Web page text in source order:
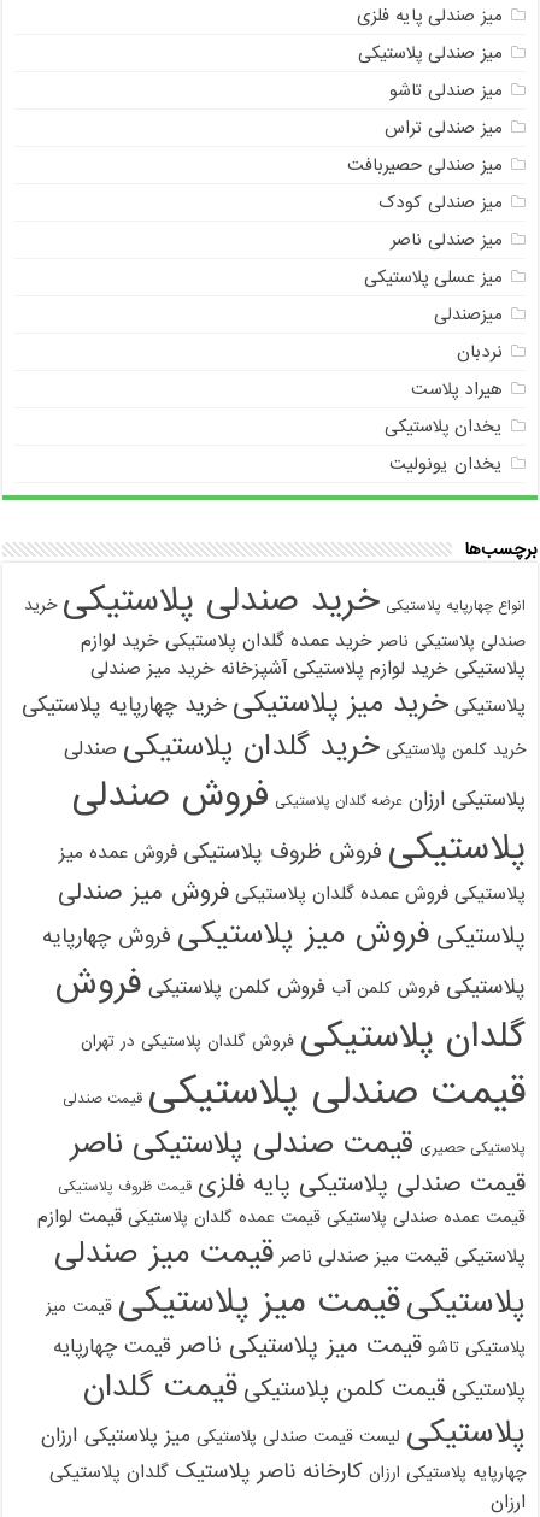
میز صندلی پایه فلزی
میز صندلی پلاستیکی
میز صندلی تاشو
میز صندلی تراس
میز صندلی حصیربافت
میز صندلی کودک
میز صندلی ناصر
میز عسلی پلاستیکی
میزصندلی
نردبان
هیراد پلاست
یخدان پلاستیکی
یخدان یونولیت
برچسب‌ها
انواع چهارپایه پلاستیکی خرید صندلی پلاستیکی خرید
صندلی پلاستیکی ناصر خرید عمده گلدان پلاستیکی خرید لوازم
پلاستیکی خرید لوازم پلاستیکی آشپزخانه خرید میز صندلی
پلاستیکی خرید میز پلاستیکی خرید چهارپایه پلاستیکی
خرید کلمن پلاستیکی خرید گلدان پلاستیکی صندلی
پلاستیکی ارزان عرضه گلدان پلاستیکی فروش صندلی
پلاستیکی فروش ظروف پلاستیکی فروش عمده میز
پلاستیکی فروش عمده گلدان پلاستیکی فروش میز صندلی
پلاستیکی فروش میز پلاستیکی فروش چهارپایه
پلاستیکی فروش کلمن آب فروش کلمن پلاستیکی فروش
گلدان پلاستیکی فروش گلدان پلاستیکی در تهران
قیمت صندلی پلاستیکی قیمت صندلی
پلاستیکی حصیری قیمت صندلی پلاستیکی ناصر
قیمت صندلی پلاستیکی پایه فلزی قیمت ظروف پلاستیکی
قیمت عمده صندلی پلاستیکی قیمت عمده گلدان پلاستیکی قیمت لوازم
پلاستیکی قیمت میز صندلی ناصر قیمت میز صندلی
پلاستیکیقیمت میز پلاستیکی قیمت میز
پلاستیکی تاشو قیمت میز پلاستیکی ناصر قیمت چهارپایه
پلاستیکی قیمت کلمن پلاستیکی قیمت گلدان
پلاستیکی لیست قیمت صندلی پلاستیکی میز پلاستیکی ارزان
چهارپایه پلاستیکی ارزان کارخانه ناصر پلاستیک گلدان پلاستیکی
ارزان